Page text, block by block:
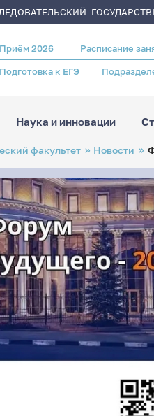
Header
menu
Приём 2026 Расписание
Подготовка к ЕГЭ
Наука и инновации
факультет Новости